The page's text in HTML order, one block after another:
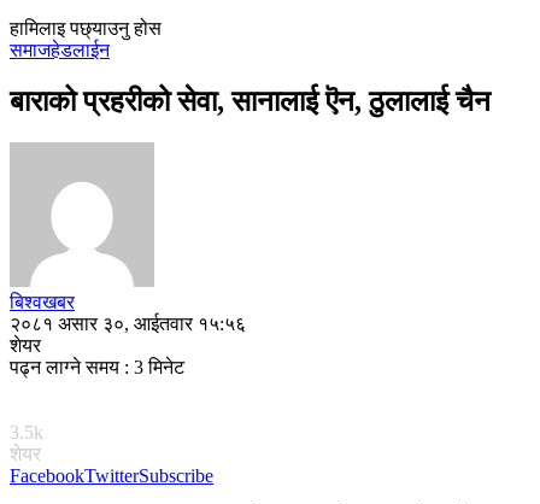
हामिलाइ पछ्याउनु होस
समाजहेडलाईन
बाराको प्रहरीको सेवा, सानालाई ऎन, ठुलालाई चैन
बिश्वखबर
२०८१ असार ३०, आईतवार १५:५६
शेयर
पढ्न लाग्ने समय : 3 मिनेट
3.5k
शेयर
FacebookTwitterSubscribe